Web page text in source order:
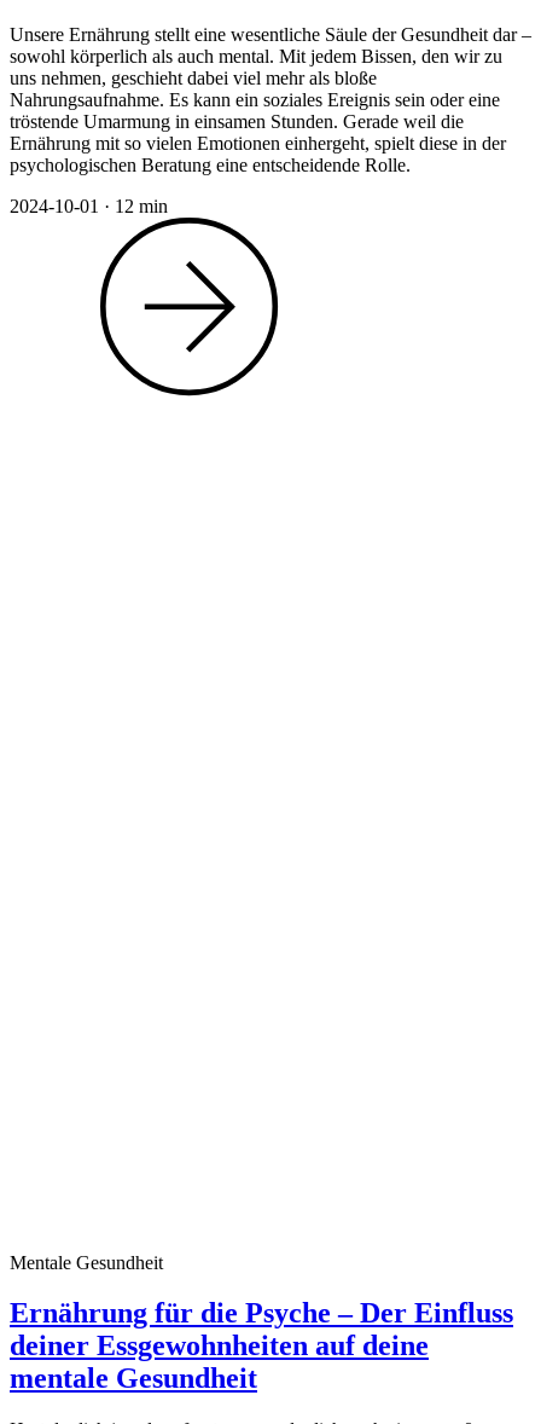
Unsere Ernährung stellt eine wesentliche Säule der Gesundheit dar –
sowohl körperlich als auch mental. Mit jedem Bissen, den wir zu
uns nehmen, geschieht dabei viel mehr als bloße
Nahrungsaufnahme. Es kann ein soziales Ereignis sein oder eine
tröstende Umarmung in einsamen Stunden. Gerade weil die
Ernährung mit so vielen Emotionen einhergeht, spielt diese in der
psychologischen Beratung eine entscheidende Rolle.
2024-10-01 · 12 min
Mentale Gesundheit
Ernährung für die Psyche – Der Einfluss
deiner Essgewohnheiten auf deine
mentale Gesundheit